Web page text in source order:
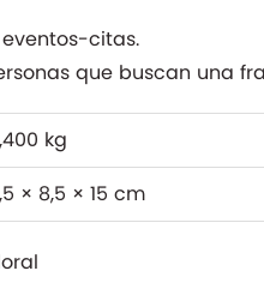
citas.
que buscan una
kg
× 8,5 × 15 cm